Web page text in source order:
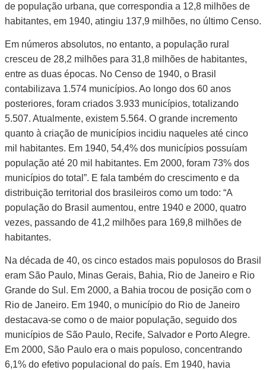
de população urbana, que correspondia a 12,8 milhões de
habitantes, em 1940, atingiu 137,9 milhões, no último Censo.
Em números absolutos, no entanto, a população rural
cresceu de 28,2 milhões para 31,8 milhões de habitantes,
entre as duas épocas. No Censo de 1940, o Brasil
contabilizava 1.574 municípios. Ao longo dos 60 anos
posteriores, foram criados 3.933 municípios, totalizando
5.507. Atualmente, existem 5.564. O grande incremento
quanto à criação de municípios incidiu naqueles até cinco
mil habitantes. Em 1940, 54,4% dos municípios possuíam
população até 20 mil habitantes. Em 2000, foram 73% dos
municípios do total”. E fala também do crescimento e da
distribuição territorial dos brasileiros como um todo: “A
população do Brasil aumentou, entre 1940 e 2000, quatro
vezes, passando de 41,2 milhões para 169,8 milhões de
habitantes.
Na década de 40, os cinco estados mais populosos do Brasil
eram São Paulo, Minas Gerais, Bahia, Rio de Janeiro e Rio
Grande do Sul. Em 2000, a Bahia trocou de posição com o
Rio de Janeiro. Em 1940, o município do Rio de Janeiro
destacava-se como o de maior população, seguido dos
municípios de São Paulo, Recife, Salvador e Porto Alegre.
Em 2000, São Paulo era o mais populoso, concentrando
6,1% do efetivo populacional do país. Em 1940, havia